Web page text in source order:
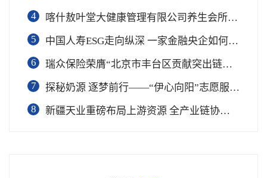
4
喀什敖叶堂大健康管理有限公司养生会所盛大开业
5
中国人寿ESG走向纵深 一家金融央企如何连接国家战略与民生需求
6
瑞众保险荣膺“北京市丰台区贡献突出链长单位”奖项
7
​探秘奶源 逐梦前行——“伊心向阳”志愿服务队开展幼儿园科普公益志愿活动
8
新疆天业重磅布局上游资源 全产业链协同再塑成长新动能